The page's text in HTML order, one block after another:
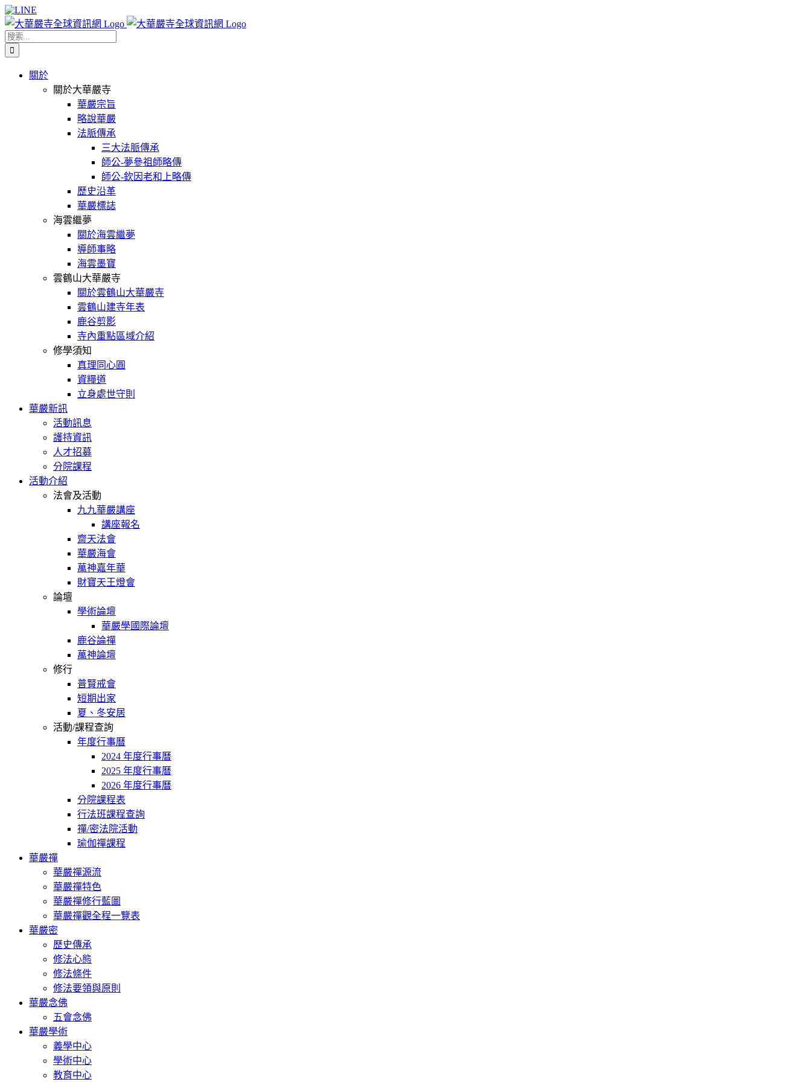
Skip
to
content
Facebook
X
WeChat
YouTube
LINE
搜
索
關於
關於大華嚴寺
華嚴宗旨
略說華嚴
法脈傳承
三大法脈傳承
師公-夢參祖師略傳
師公-欽因老和上略傳
歷史沿革
華嚴標誌
海雲繼夢
關於海雲繼夢
導師事略
海雲墨寶
雲鶴山大華嚴寺
關於雲鶴山大華嚴寺
雲鶴山建寺年表
鹿谷剪影
寺內重點區域介紹
修學須知
真理同心圓
資糧道
立身處世守則
華嚴新訊
活動訊息
護持資訊
人才招募
分院課程
活動介紹
法會及活動
九九華嚴講座
講座報名
齋天法會
華嚴海會
萬神嘉年華
財寶天王燈會
論壇
學術論壇
華嚴學國際論壇
鹿谷論禪
萬神論壇
修行
普賢戒會
短期出家
夏、冬安居
活動/課程查詢
年度行事曆
2024 年度行事曆
2025 年度行事曆
2026 年度行事曆
分院課程表
行法班課程查詢
禪/密法院活動
瑜伽禪課程
華嚴禪
華嚴禪源流
華嚴禪特色
華嚴禪修行藍圖
華嚴禪觀全程一覽表
華嚴密
歷史傳承
修法心態
修法條件
修法要領與原則
華嚴念佛
五會念佛
華嚴學術
義學中心
學術中心
教育中心